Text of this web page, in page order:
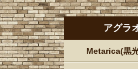
アグラ
Metarica(黒